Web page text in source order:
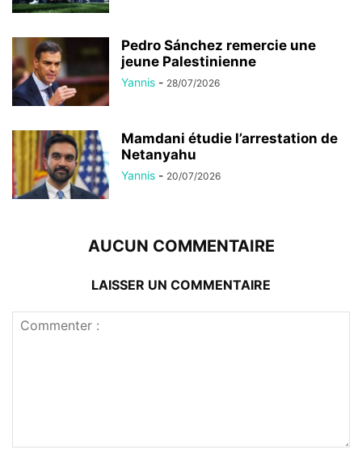
Pedro Sánchez remercie une
jeune Palestinienne
Yannis - 28/07/2026
Mamdani étudie l’arrestation de
Netanyahu
Yannis - 20/07/2026
AUCUN COMMENTAIRE
LAISSER UN COMMENTAIRE